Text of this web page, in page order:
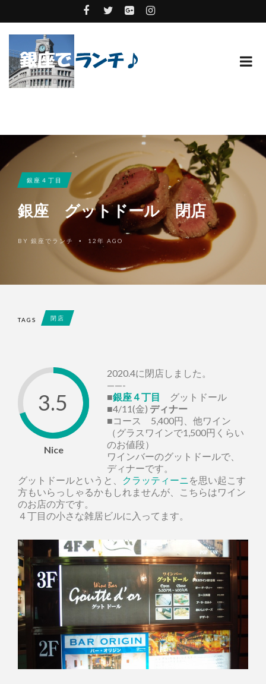
銀座４丁目
銀座 グットドール 閉店
BY 銀座でランチ • 12年 AGO
TAGS 閉店
3.5
Nice
2020.4に閉店しました。
——-
■銀座４丁目
グットドール
■4/11(金) ディナー
■コース 5,400円、他ワイン
（グラスワインで1,500円くらい
のお値段）
ワインバーのグットドールで、
ディナーです。
グットドールというと、
クラッティーニを思い起こす
方もいらっしゃるかもしれませんが、こちらはワイン
のお店の方です。
４丁目の小さな雑居ビルに入ってます。